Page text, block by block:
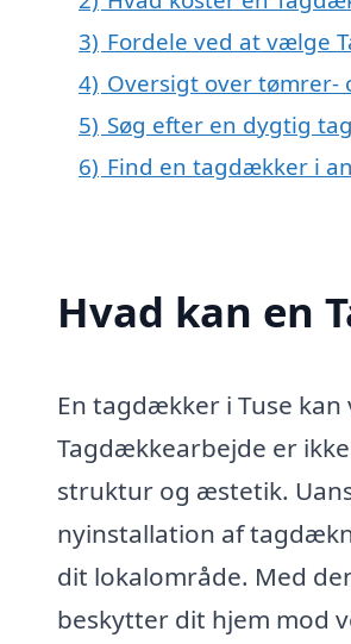
3) Fordele ved at vælge
4) Oversigt over tømrer-
5) Søg efter en dygtig
6) Find en tagdækker i
Hvad kan en
En tagdækker i Tuse
Tagdækkearbejde er
struktur og æstetik.
nyinstallation af
dit lokalområde. Med
beskytter dit hjem mod